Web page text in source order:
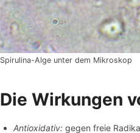
Spirulina-Alge unter dem Mikroskop
Die Wirkungen
Antioxidativ: gegen freie